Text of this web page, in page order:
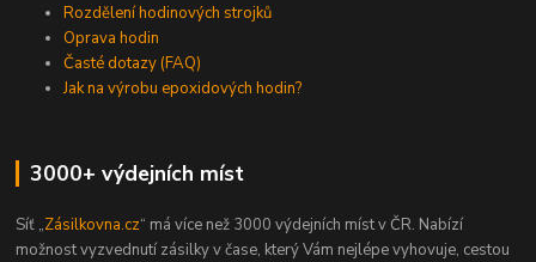
Rozdělení hodinových strojků
Oprava hodin
Časté dotazy (FAQ)
Jak na výrobu epoxidových hodin?
3000+ výdejních míst
Síť „Zásilkovna.cz“ má více než 3000 výdejních míst v ČR. Nabízí
možnost vyzvednutí zásilky v čase, který Vám nejlépe vyhovuje, cestou